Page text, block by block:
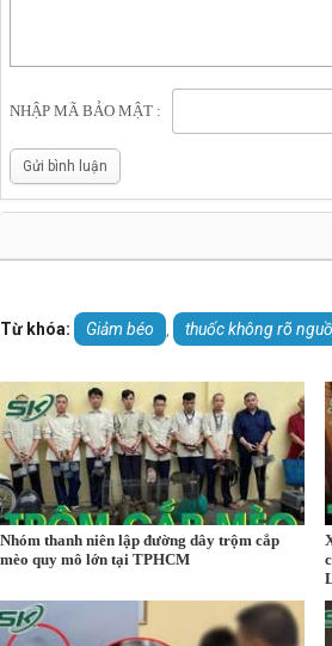
NHẬP MÃ BẢO MẬT :
Gửi bình luận
Từ khóa: Giảm béo , thuốc không rõ
Nhóm thanh niên lập đường dây trộm cắp
mèo quy mô lớn tại TPHCM